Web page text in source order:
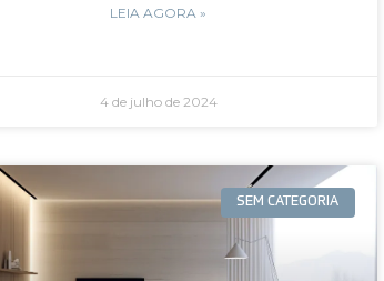
LEIA AGORA »
4 de julho de 2024
SEM CATEGORIA